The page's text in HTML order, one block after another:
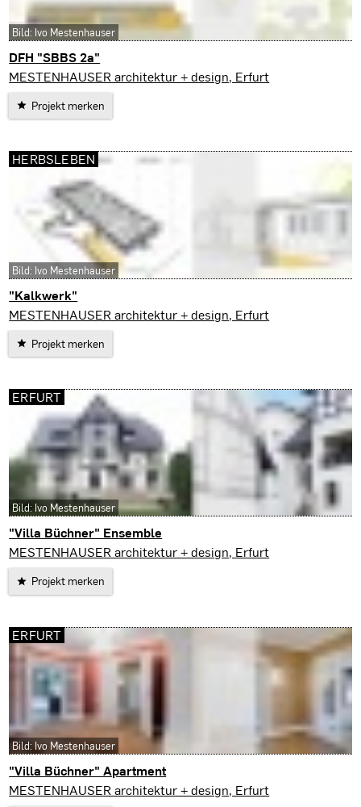
DFH "SBBS 2a"
Erfurt
MESTENHAUSER architektur + design, Erfurt
Projekt merken
Bild: Ivo Mestenhauser
"Kalkwerk"
Herbsleben
MESTENHAUSER architektur + design, Erfurt
Projekt merken
HERBSLEBEN
Bild: Ivo Mestenhauser
"Villa Büchner" Ensemble
Erfurt
MESTENHAUSER architektur + design, Erfurt
Projekt merken
ERFURT
Bild: Ivo Mestenhauser
"Villa Büchner" Apartment
Erfurt
MESTENHAUSER architektur + design, Erfurt
ERFURT
Bild: Ivo Mestenhauser